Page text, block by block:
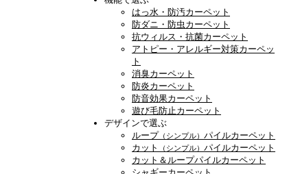
はっ水・防汚カーペット
防ダニ・防虫カーペット
抗ウィルス・抗菌カーペット
アトピー・アレルギー対策カーペッ
ト
消臭カーペット
防炎カーペット
防音効果カーペット
遊び毛防止カーペット
デザインで選ぶ
ループ （シンプル） パイルカーペット
カット
（シンプル） パイルカーペット
カット＆ループパイルカーペット
シャギーカーペット